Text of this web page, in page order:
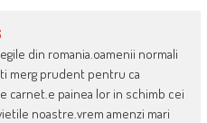
din romania.oamenii normali
merg prudent pentru ca
carnet.e painea lor in schimb cei
noastre.vrem amenzi mari